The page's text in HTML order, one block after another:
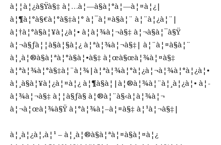
à¦¦à¦¿à§Ÿà§‡ à¦…à¦—à§à¦°à¦—à¦¤à¦¿|
à¦¶à¦°à§€à¦°à§‡à¦° à¦¯à¦¤à§à¦¨ à¦¨à¦¿à¦¨|
à¦†à¦°à§à¦¥à¦¿à¦• à¦­à¦¾à¦¬à§‡ à¦¬à§à¦¯à§Ÿ
à¦¬à§ƒà¦¦à§à¦§à¦¿ à¦ªà¦¾à¦¬à§‡| à¦¨à¦¤à§à¦¨
à¦¸à¦®à§à¦ªà¦°à§à¦•à§‡ à¦œà§œà¦¾à¦¤à§‡
à¦ªà¦¾à¦°à§‡à¦¨à¦¾|à¦ªà¦¾à¦°à¦¿à¦¬à¦¾à¦°à¦¿à¦•
à¦¸à§à¦¥à¦¿à¦¤à¦¿ à¦¶à§à¦­|à¦®à¦¾à¦¨à¦¸à¦¿à¦• à¦­
à¦¾à¦¬à§‡ à¦¦à§ƒà§ à¦®à¦¨à§‹à¦­à¦¾à¦¬
à¦¬à¦œà¦¾à§Ÿ à¦°à¦¾à¦–à¦¤à§‡ à¦¹à¦¬à§‡|
à¦¸à¦¿à¦‚à¦¹ – à¦¸à¦®à§à¦ªà¦¤à§à¦¤à¦¿